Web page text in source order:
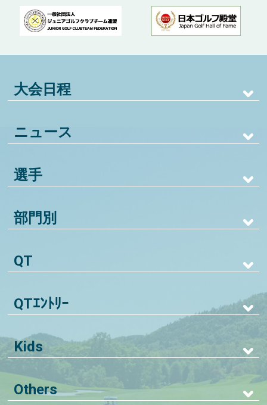
大会日程
ニュース
選手
部門別
QT
QTｴﾝﾄﾘｰ
Kids
Others